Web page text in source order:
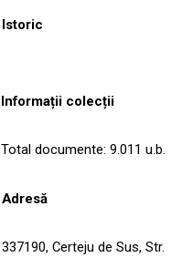
Istoric
Informații colecții
Total documente: 9.011 u.b.
Adresă
337190, Certeju de Sus, Str.